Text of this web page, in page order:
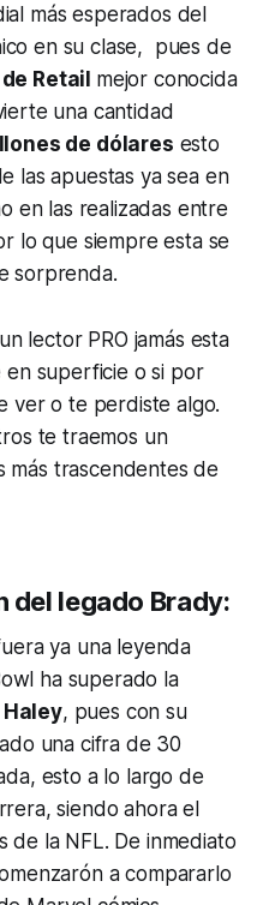
más esperados del
en su clase, pues de
Retail mejor conocida
una cantidad
de dólares esto
las apuestas ya sea en
en las realizadas entre
lo que siempre esta se
sorprenda.
lector PRO jamás esta
en superficie o si por
ver o te perdiste algo.
te traemos un
más trascendentes de
del legado Brady:
ya una leyenda
ha superado la
, pues con su
una cifra de 30
esto a lo largo de
siendo ahora el
de la NFL. De inmediato
a compararlo